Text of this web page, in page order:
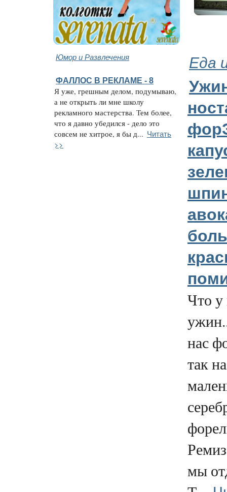
Юмор и Развлечения Еда
ФАЛЛОС В РЕКЛАМЕ - 8
Я уже, грешным делом, подумываю,
а не открыть ли мне школу
рекламного мастерства. Тем более,
что я давно убедился - дело это
совсем не хитрое, я бы д... Читать
>>
Что у
нас
так
мы